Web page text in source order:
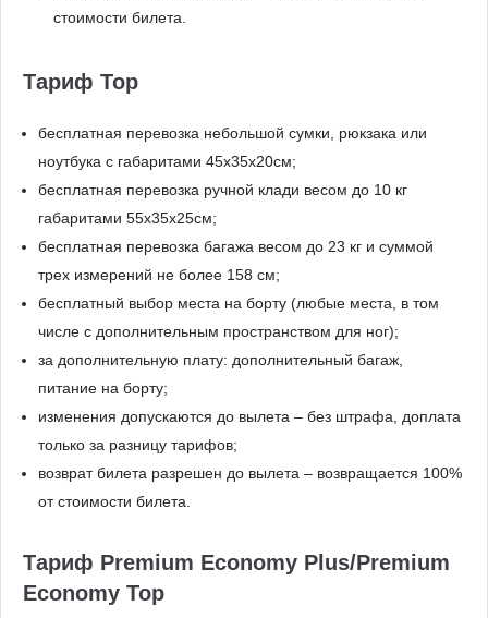
стоимости билета.
Тариф Top
бесплатная перевозка небольшой сумки, рюкзака или
ноутбука с габаритами 45x35х20см;
бесплатная перевозка ручной клади весом до 10 кг
габаритами 55x35x25см;
бесплатная перевозка багажа весом до 23 кг и суммой
трех измерений не более 158 см;
бесплатный выбор места на борту (любые места, в том
числе с дополнительным пространством для ног);
за дополнительную плату: дополнительный багаж,
питание на борту;
изменения допускаются до вылета – без штрафа, доплата
только за разницу тарифов;
возврат билета разрешен до вылета – возвращается 100%
от стоимости билета.
Тариф Premium Economy Plus/Premium
Economy Top